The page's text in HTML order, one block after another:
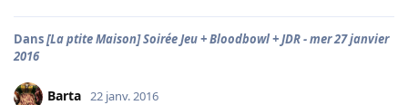
Dans[La ptite Maison] Soirée Jeu + Bloodbowl + JDR - mer 27 janvier
2016
Barta 22 janv. 2016